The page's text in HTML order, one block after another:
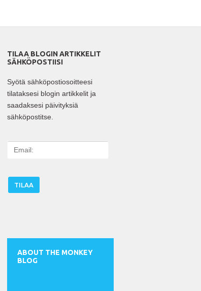
TILAA BLOGIN ARTIKKELIT
SÄHKÖPOSTIISI
Syötä sähköpostiosoitteesi
tilataksesi blogin artikkelit ja
saadaksesi päivityksiä
sähköpostitse.
l
ABOUT THE MONKEY
BLOG